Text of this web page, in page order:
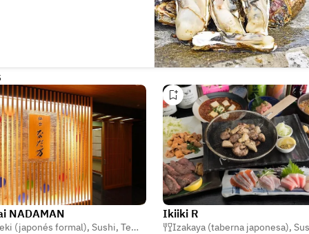
NADAMAN
(japonés formal), Sushi, Tempura
Ikiiki R
Izakaya (taberna japonesa),